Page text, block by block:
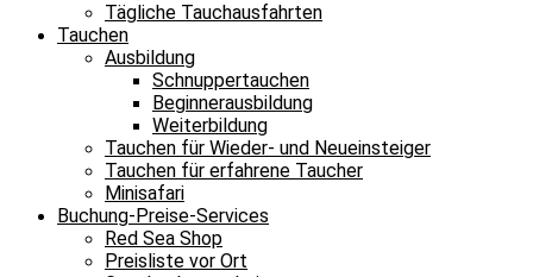
Tägliche Tauchausfahrten
Tauchen
Ausbildung
Schnuppertauchen
Beginnerausbildung
Weiterbildung
Tauchen für Wieder- und Neueinsteiger
Tauchen für erfahrene Taucher
Minisafari
Buchung-Preise-Services
Red Sea Shop
Preisliste vor Ort